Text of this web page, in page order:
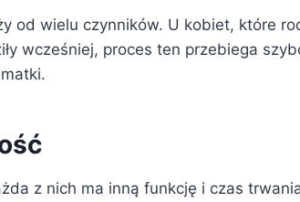
od wielu czynników. U kobiet, które
wcześniej, proces ten przebiega
z nich ma inną funkcję i czas